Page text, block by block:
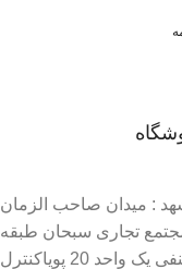
: میدان صاحب الزمان
تجاری سبحان طبقه
یک واحد 20 پویاکنترل